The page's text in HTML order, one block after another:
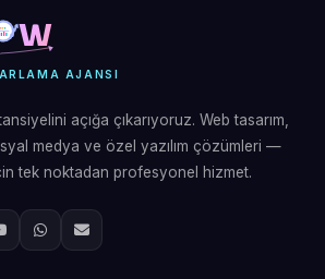
W
AJANSI
açığa çıkarıyoruz. Web tasarım,
medya ve özel yazılım çözümleri —
tek noktadan profesyonel hizmet.